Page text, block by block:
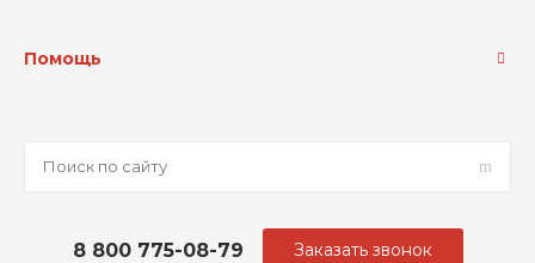
Помощь
8 800 775-08-79 Заказать звонок